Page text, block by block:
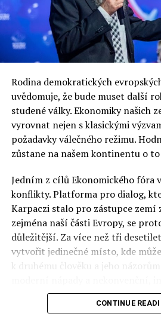
Jaromír Piskoř
redaktor a editor polskodnes.cz
Rodina demokratických
uvědomuje, že bude muset další
studené války. Ekonomiky našich
vyrovnat nejen s klasickými
požadavky válečného režimu.
zůstane na našem kontinentu o
Jedním z cílů Ekonomického fóra
konflikty. Platforma pro dialog,
Karpaczi stalo pro zástupce zemí
zejména naší části Evropy, se
důležitější. Za více než tři
vytvořit jedinečné místo, kde
k druhému člověku a jeho
Polsko musí mít instituce, jejichž
CONTINUE